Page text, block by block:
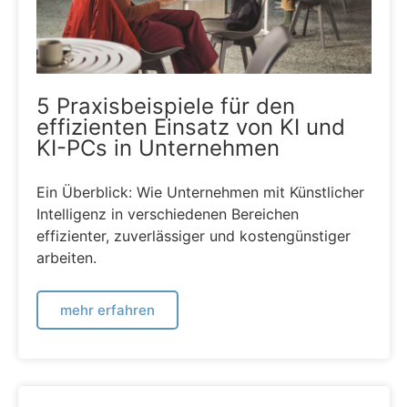
5 Praxisbeispiele für den
effizienten Einsatz von KI und
KI-PCs in Unternehmen
Ein Überblick: Wie Unternehmen mit Künstlicher
Intelligenz in verschiedenen Bereichen
effizienter, zuverlässiger und kostengünstiger
arbeiten.
mehr erfahren